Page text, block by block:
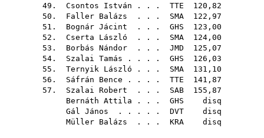
49. Csontos István . . . TTE 120,82
50. Faller Balázs . . . SMA 122,97
51. Bognár Jácint . . . GHS 123,00
52. Cserta László . . . SMA 124,00
53. Borbás Nándor . . . JMD 125,07
54. Szalai Tamás . . . . GHS 126,03
55. Ternyik László . . . SMA 131,10
56. Sáfrán Bence . . . . TTE 141,87
57. Szalai Robert . . . SAB 155,87
Bernáth Attila . . . GHS disq
Gál János . . . . . DVT disq
Müller Balázs . . . KRA disq